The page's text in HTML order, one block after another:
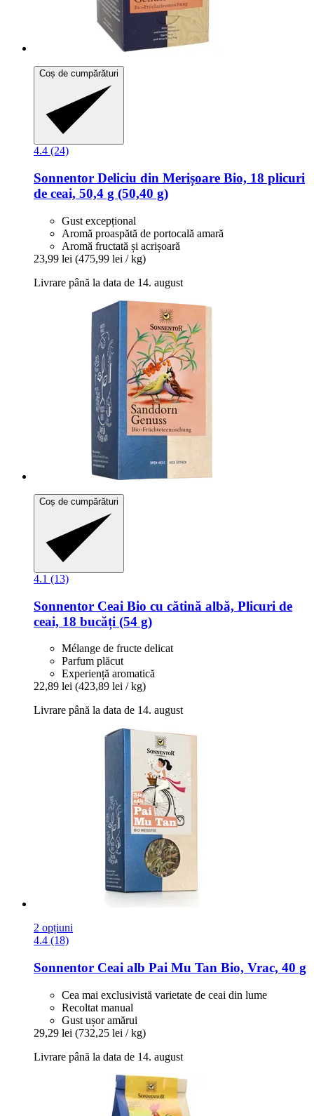
Coș de cumpărături
4.4 (24)
Sonnentor Deliciu din Merișoare Bio, 18 plicuri
de ceai, 50,4 g (50,40 g)
Gust excepțional
Aromă proaspătă de portocală amară
Aromă fructată și acrișoară
23,99 lei (475,99 lei / kg)
Livrare până la data de 14. august
Coș de cumpărături
4.1 (13)
Sonnentor Ceai Bio cu cătină albă, Plicuri de
ceai, 18 bucăți (54 g)
Mélange de fructe delicat
Parfum plăcut
Experiență aromatică
22,89 lei (423,89 lei / kg)
Livrare până la data de 14. august
2 opțiuni
4.4 (18)
Sonnentor Ceai alb Pai Mu Tan Bio, Vrac, 40 g
Cea mai exclusivistă varietate de ceai din lume
Recoltat manual
Gust ușor amărui
29,29 lei (732,25 lei / kg)
Livrare până la data de 14. august